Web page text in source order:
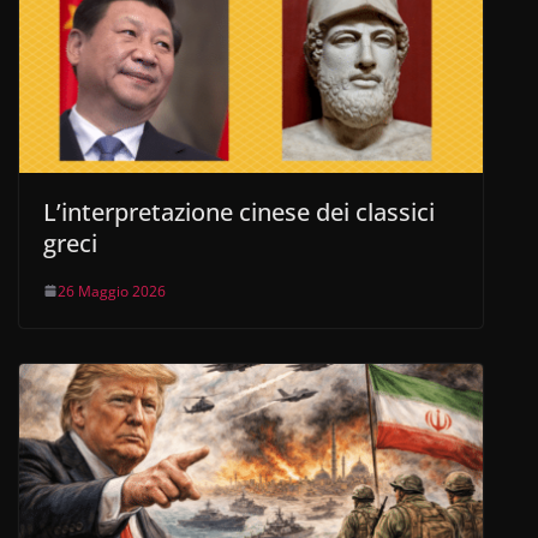
L’interpretazione cinese dei classici
greci
26 Maggio 2026